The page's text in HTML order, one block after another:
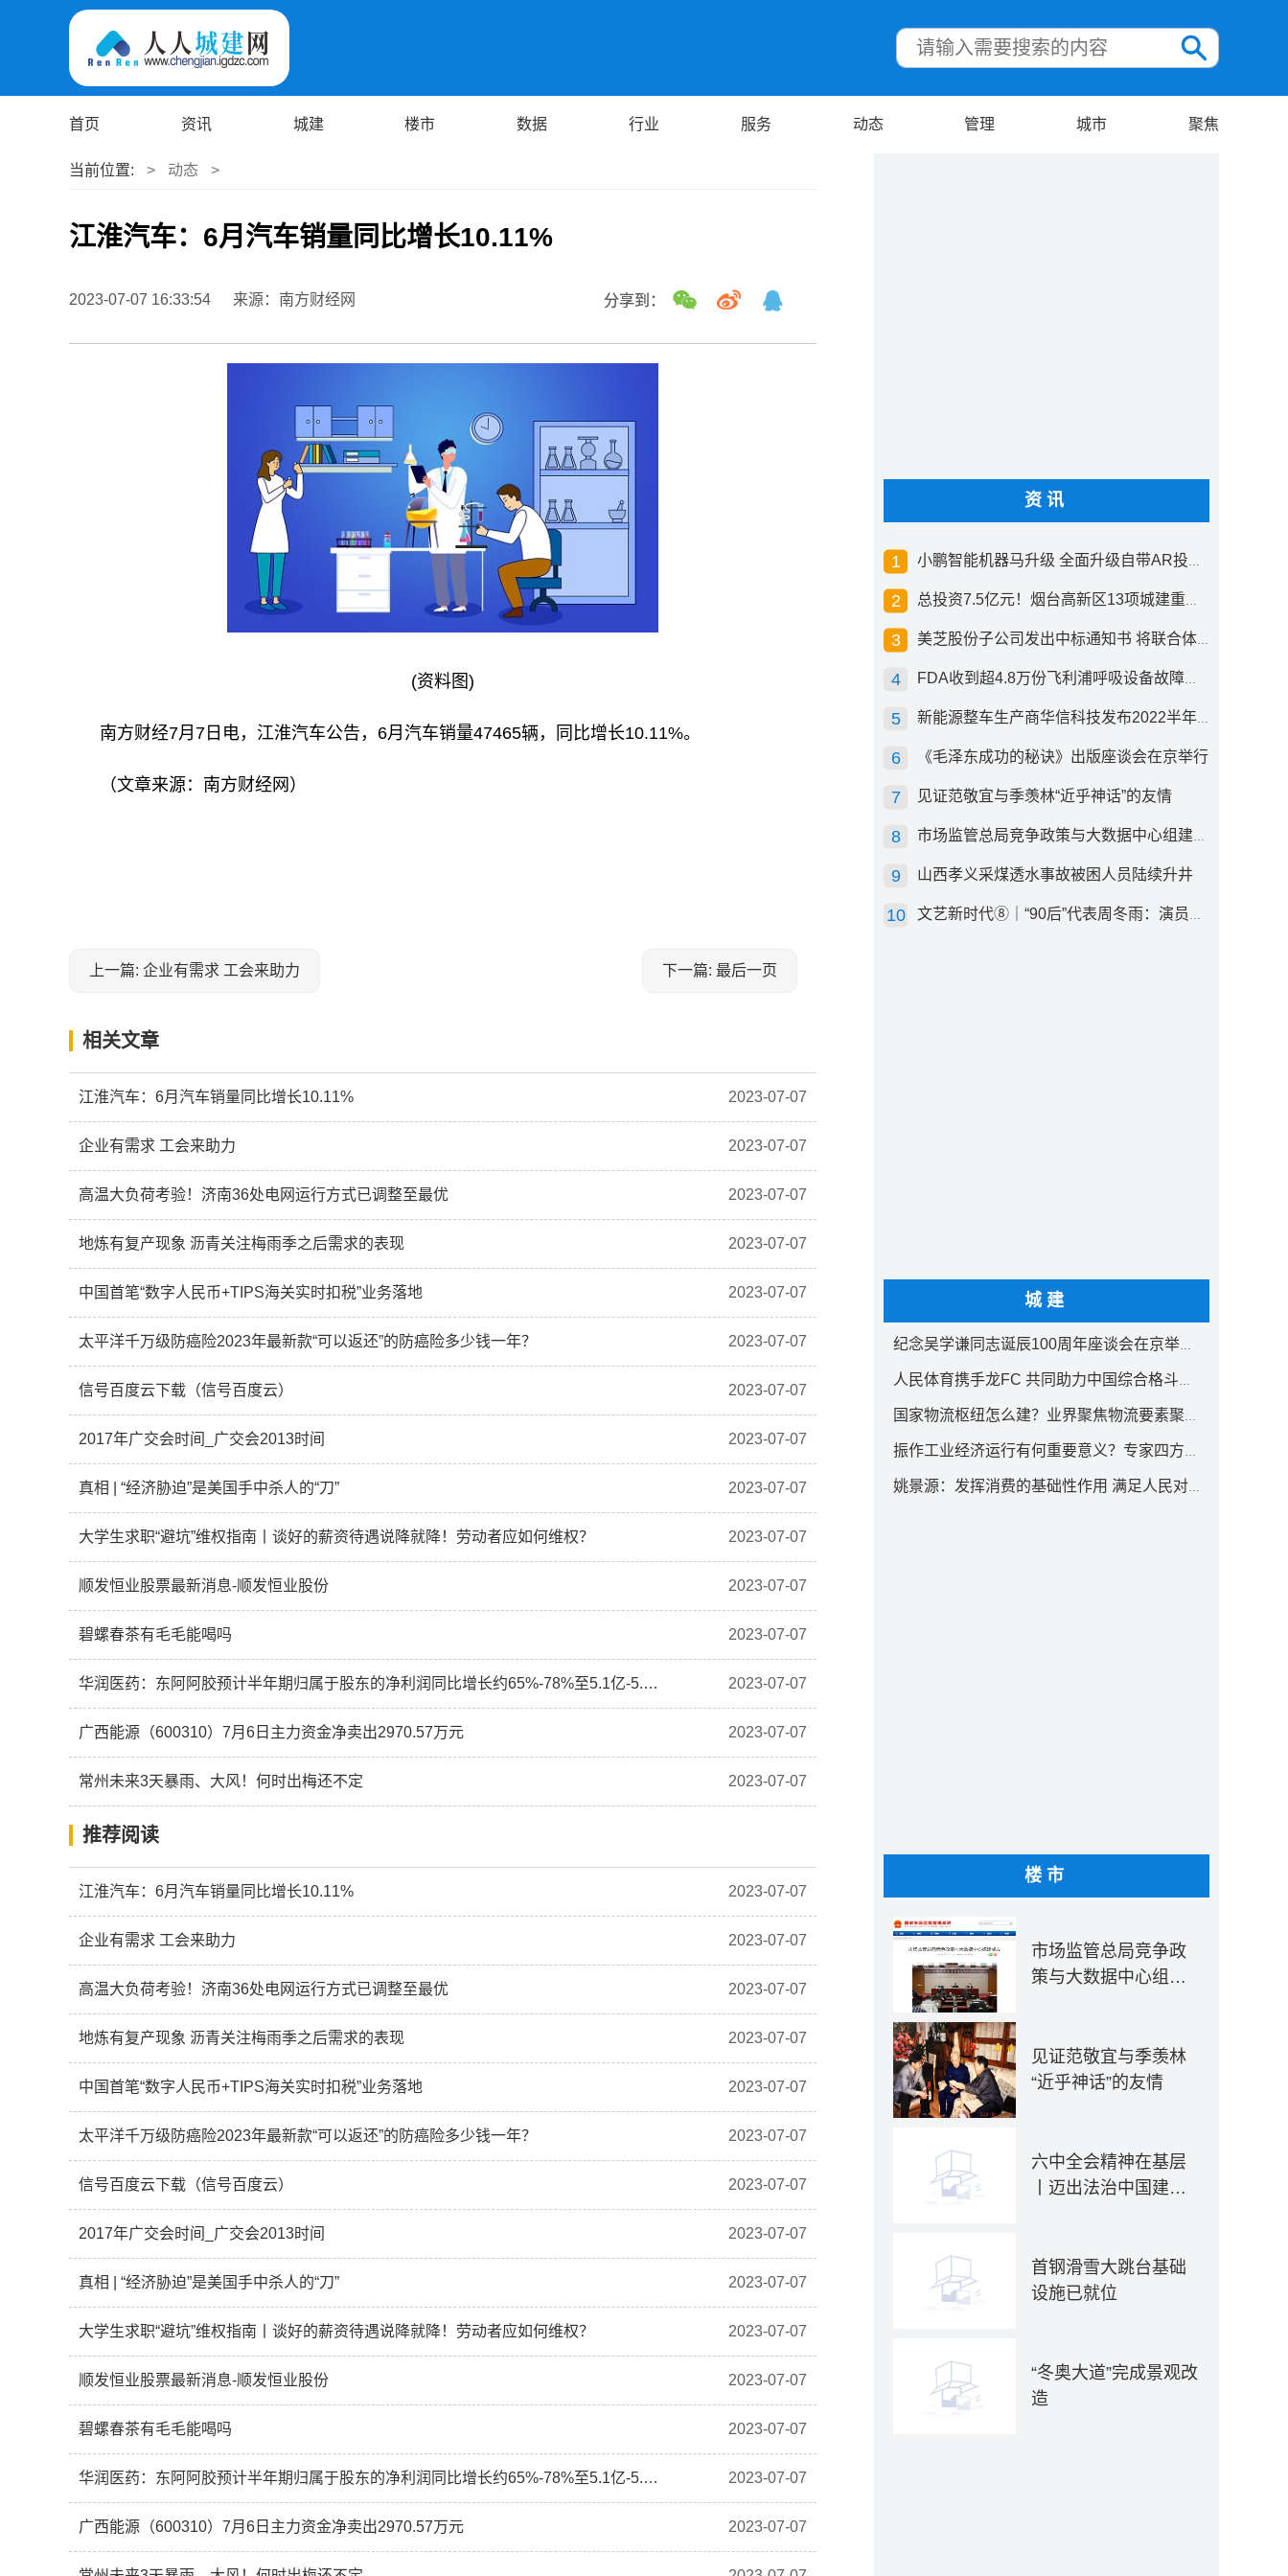
首页 资讯 城建 楼市 数据 行业 服务 动态 管理 城市 聚焦
当前位置: > 动态 >
江淮汽车：6月汽车销量同比增长10.11%
2023-07-07 16:33:54 来源：南方财经网 分享到：
(资料图)
南方财经7月7日电，江淮汽车公告，6月汽车销量47465辆，同比增长10.11%。
（文章来源：南方财经网）
上一篇: 企业有需求 工会来助力 下一篇: 最后一页
相关文章
江淮汽车：6月汽车销量同比增长10.11% 2023-07-07
企业有需求 工会来助力 2023-07-07
高温大负荷考验！济南36处电网运行方式已调整至最优 2023-07-07
地炼有复产现象 沥青关注梅雨季之后需求的表现 2023-07-07
中国首笔“数字人民币+TIPS海关实时扣税”业务落地 2023-07-07
太平洋千万级防癌险2023年最新款“可以返还”的防癌险多少钱一年？ 2023-07-07
信号百度云下载（信号百度云） 2023-07-07
2017年广交会时间_广交会2013时间 2023-07-07
真相 | “经济胁迫”是美国手中杀人的“刀” 2023-07-07
大学生求职“避坑”维权指南丨谈好的薪资待遇说降就降！劳动者应如何维权？ 2023-07-07
顺发恒业股票最新消息-顺发恒业股份 2023-07-07
碧螺春茶有毛毛能喝吗 2023-07-07
华润医药：东阿阿胶预计半年期归属于股东的净利润同比增长约65%-78%至5.1亿-5.5亿元 2023-07-07
广西能源（600310）7月6日主力资金净卖出2970.57万元 2023-07-07
常州未来3天暴雨、大风！何时出梅还不定 2023-07-07
推荐阅读
江淮汽车：6月汽车销量同比增长10.11% 2023-07-07
企业有需求 工会来助力 2023-07-07
高温大负荷考验！济南36处电网运行方式已调整至最优 2023-07-07
地炼有复产现象 沥青关注梅雨季之后需求的表现 2023-07-07
中国首笔“数字人民币+TIPS海关实时扣税”业务落地 2023-07-07
太平洋千万级防癌险2023年最新款“可以返还”的防癌险多少钱一年？ 2023-07-07
信号百度云下载（信号百度云） 2023-07-07
2017年广交会时间_广交会2013时间 2023-07-07
真相 | “经济胁迫”是美国手中杀人的“刀” 2023-07-07
大学生求职“避坑”维权指南丨谈好的薪资待遇说降就降！劳动者应如何维权？ 2023-07-07
顺发恒业股票最新消息-顺发恒业股份 2023-07-07
碧螺春茶有毛毛能喝吗 2023-07-07
华润医药：东阿阿胶预计半年期归属于股东的净利润同比增长约65%-78%至5.1亿-5.5亿元 2023-07-07
广西能源（600310）7月6日主力资金净卖出2970.57万元 2023-07-07
资讯
小鹏智能机器马升级 全面升级自带AR投影创新交互方式
总投资7.5亿元！烟台高新区13项城建重点工程开工
美芝股份子公司发出中标通知书 将联合体中标1.36亿元总承包项目
FDA收到超4.8万份飞利浦呼吸设备故障报告 其中44份死亡案例
新能源整车生产商华信科技发布2022半年度报告 同比下滑2.92%
《毛泽东成功的秘诀》出版座谈会在京举行
见证范敬宜与季羡林“近乎神话”的友情
市场监管总局竞争政策与大数据中心组建成立
山西孝义采煤透水事故被困人员陆续升井
文艺新时代⑧｜“90后”代表周冬雨：演员心里有底，得靠体验生活
城建
纪念吴学谦同志诞辰100周年座谈会在京举行 汪洋出席
人民体育携手龙FC 共同助力中国综合格斗事业发展
国家物流枢纽怎么建？业界聚焦物流要素聚集方式创新
振作工业经济运行有何重要意义？专家四方面权威解读
姚景源：发挥消费的基础性作用 满足人民对美好生活向往
楼市
市场监管总局竞争政
策与大数据中心组建
见证范敬宜与季羡林
“近乎神话”的友情
六中全会精神在基层
丨迈出法治中国建设
推动全面依法治国新
实践
首钢滑雪大跳台基础
设施已就位
“冬奥大道”完成景观改
造